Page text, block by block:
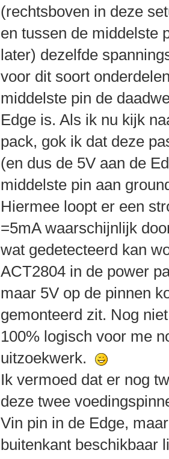
(rechtsboven in deze
en tussen de middelste
later) dezelfde
voor dit soort
middelste pin de
Edge is. Als ik nu kijk
pack, gok ik dat deze
(en dus de 5V aan de
middelste pin aan
Hiermee loopt er een
=5mA waarschijnlijk
wat gedetecteerd kan
ACT2804 in de power
maar 5V op de pinnen
gemonteerd zit. Nog
100% logisch voor me
uitzoekwerk.
Ik vermoed dat er nog
deze twee
Vin pin in de Edge,
buitenkant beschikbaar